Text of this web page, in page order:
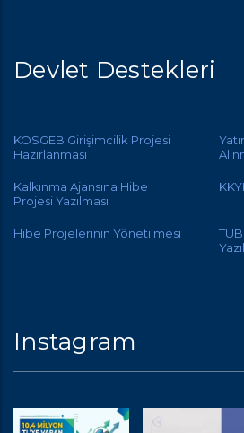
Devlet Destekleri
KOSGEB Girişimcilik Projesi
Hazırlanması
Kalkınma Ajansına Hibe
Projesi Yazılması
Hibe Projelerinin Yönetilmesi
Instagram